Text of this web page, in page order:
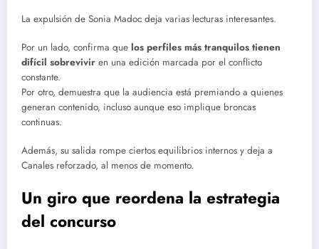
La expulsión de Sonia Madoc deja varias lecturas interesantes.
Por un lado, confirma que los perfiles más tranquilos tienen
difícil sobrevivir en una edición marcada por el conflicto
constante.
Por otro, demuestra que la audiencia está premiando a quienes
generan contenido, incluso aunque eso implique broncas
continuas.
Además, su salida rompe ciertos equilibrios internos y deja a
Canales reforzado, al menos de momento.
Un giro que reordena la estrategia
del concurso